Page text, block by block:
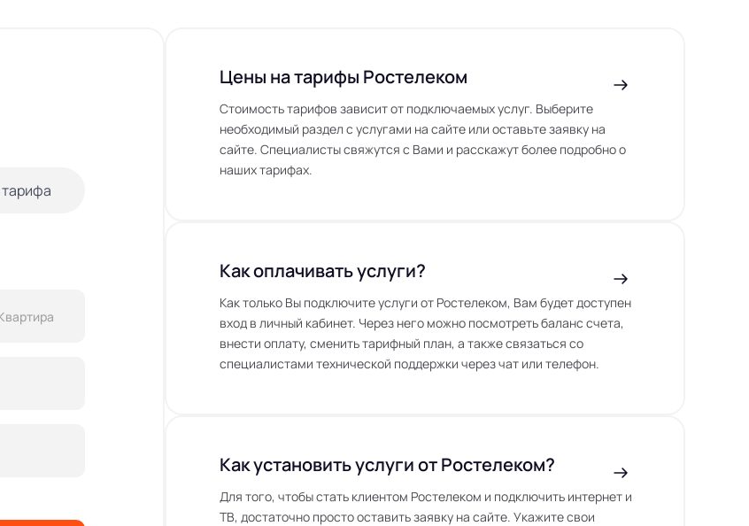
Цены на тарифы Ростелеком
Стоимость тарифов зависит от подключаемых услуг. Выберите
необходимый раздел с услугами на сайте или оставьте заявку на
сайте. Специалисты свяжутся с Вами и расскажут более подробно о
наших тарифах.
Как оплачивать услуги?
Как только Вы подключите услуги от Ростелеком, Вам будет доступен
вход в личный кабинет. Через него можно посмотреть баланс счета,
внести оплату, сменить тарифный план, а также связаться со
специалистами технической поддержки через чат или телефон.
Как установить услуги от Ростелеком?
Для того, чтобы стать клиентом Ростелеком и подключить интернет и
ТВ, достаточно просто оставить заявку на сайте. Укажите свои